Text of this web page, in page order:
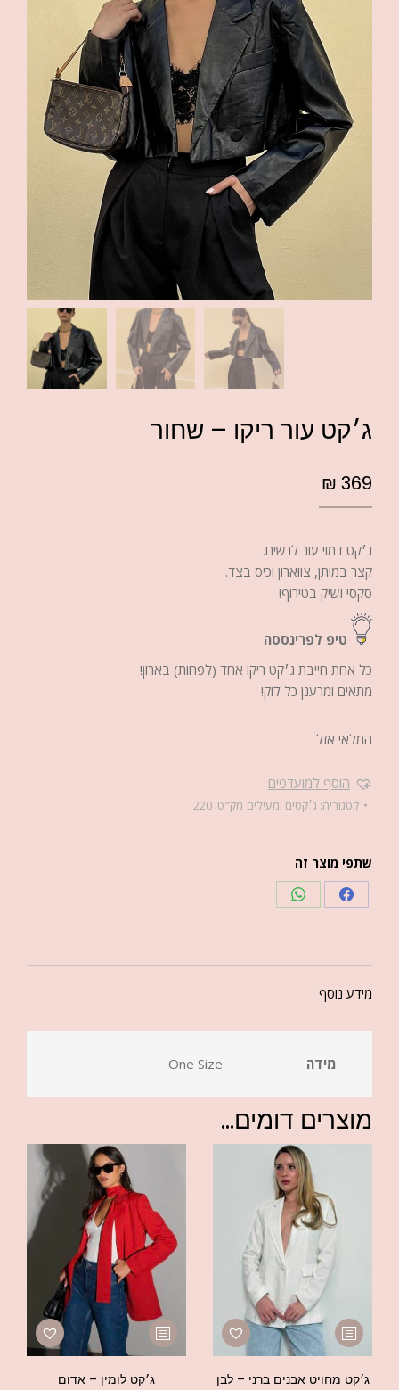
ג׳קט עור ריקו – שחור
₪ 369
ג׳קט דמוי עור לנשים.
קצר במותן, צווארון וכיס בצד.
סקסי ושיק בטירוף!
טיפ לפרינססה
כל אחת חייבת ג׳קט ריקו אחד (לפחות) בארון!
מתאים ומרענן כל לוק!
המלאי אזל
הוסף למועדפים
קטגוריה: ג׳קטים ומעילים מק"ט: 220
שתפי מוצר זה
מידע נוסף
מידה One Size
מוצרים דומים...
ג׳קט מחויט אבנים ברני – לבן ג׳קט לומין – אדום